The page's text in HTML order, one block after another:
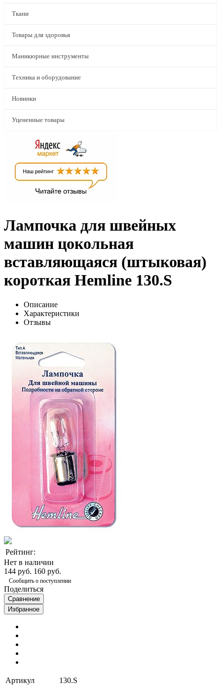
Ткани
Товары для здоровья
Маникюрные инструменты
Техника и оборудование
Новинки
Уцененные товары
Лампочка для швейных
машин цокольная
вставляющаяся (штыковая)
короткая Hemline 130.S
Описание
Характеристики
Отзывы
Рейтинг:
Нет в наличии
144 руб. 160 руб.
Сообщить о поступлении
Поделиться
Сравнение
Избранное
Артикул
130.S